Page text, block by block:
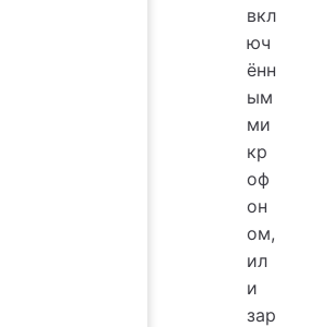
вкл
юч
ённ
ым
ми
кр
оф
он
ом,
ил
и
зар